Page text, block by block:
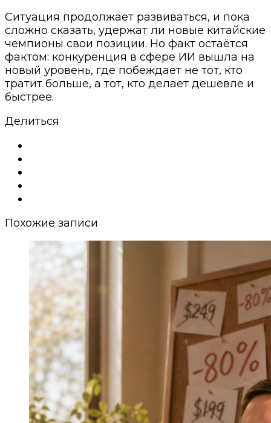
Ситуация продолжает развиваться, и пока
сложно сказать, удержат ли новые китайские
чемпионы свои позиции. Но факт остаётся
фактом: конкуренция в сфере ИИ вышла на
новый уровень, где побеждает не тот, кто
тратит больше, а тот, кто делает дешевле и
быстрее.
Делиться
Похожие записи